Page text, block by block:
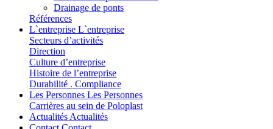
Drainage de ponts
Références
L`entreprise L`entreprise
Secteurs d’activités
Direction
Culture d’entreprise
Histoire de l’entreprise
Durabilité . Compliance
Les Personnes Les Personnes
Carrières au sein de Poloplast
Actualités Actualités